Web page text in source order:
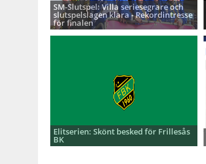
SM-Slutspel: Villa seriesegrare och
slutspelslagen klara - Rekordintresse
för finalen
Elitserien: Skönt besked för Frillesås
BK